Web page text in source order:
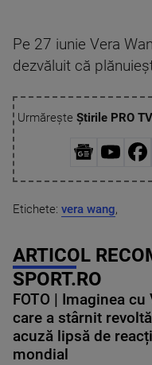
Pe 27 iunie Vera
dezvăluit că
Urmărește Știrile PRO TV
Etichete: vera wang,
ARTICOL
SPORT.RO
FOTO | Imaginea
care a stârnit
acuză lipsă de
mondial